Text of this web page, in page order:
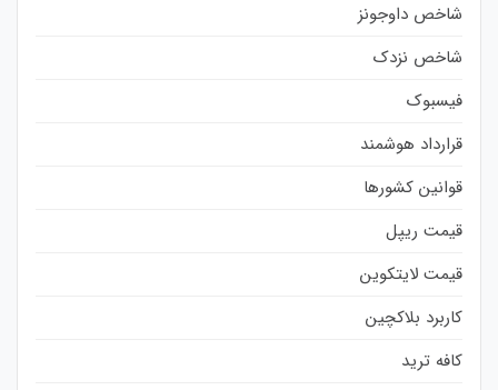
شاخص داوجونز
شاخص نزدک
فیسبوک
قرارداد هوشمند
قوانین کشورها
قیمت ریپل
قیمت لایتکوین
کاربرد بلاکچین
کافه ترید